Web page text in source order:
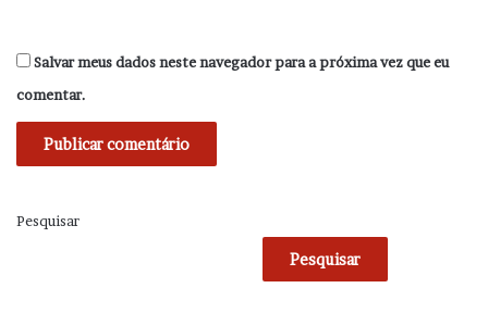
Salvar meus dados neste navegador para a próxima vez que eu
comentar.
Pesquisar
Pesquisar